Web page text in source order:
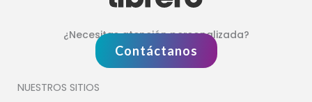
¿Necesitas atención personalizada?
Contáctanos
NUESTROS SITIOS